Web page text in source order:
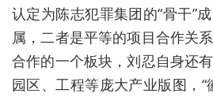
认定为陈志犯罪集团的“骨干”
属，二者是平等的项目合作关
合作的一个板块，刘忍自身还
园区、工程等庞大产业版图，“